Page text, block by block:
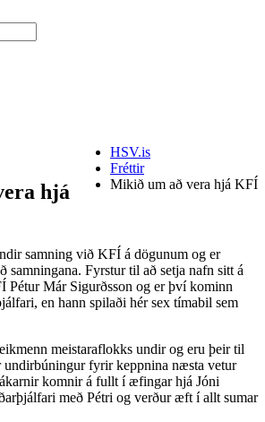
HSV.is
Fréttir
Mikið um að vera hjá KFÍ
hjá
samning við KFÍ á dögunum og er
samningana. Fyrstur til að setja nafn sitt á
Már Sigurðsson og er því kominn
en hann spilaði hér sex tímabil sem
meistaraflokks undir og eru þeir til
undirbúningur fyrir keppnina næsta vetur
komnir á fullt í æfingar hjá Jóni
með Pétri og verður æft í allt sumar